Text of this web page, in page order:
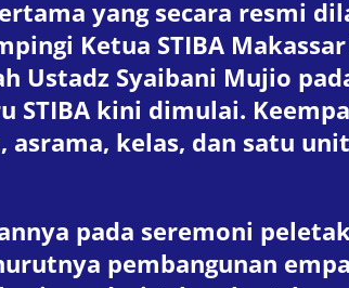
yang secara resmi
Ketua STIBA
Ustadz Syaibani Mujio
STIBA kini dimulai.
kelas, dan satu
pada seremoni
pembangunan